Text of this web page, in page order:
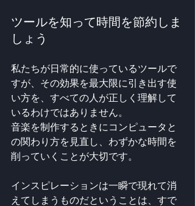
ツールを知って時間を節約しま
しょう
私たちが日常的に使っているツールで
すが、その効果を最大限に引き出す使
い方を、すべての人が正しく理解して
いるわけではありません。
音楽を制作するときにコンピュータと
の関わり方を見直し、わずかな時間を
削っていくことが大切です。
インスピレーションは一瞬で現れて消
えてしまうものだということは、すで